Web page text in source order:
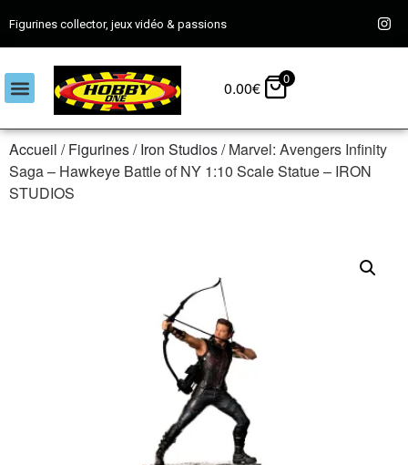
Figurines collector, jeux vidéo & passions
0.00€ 0
Accueil /Figurines/Iron Studios/ Marvel: Avengers Infinity
Saga – Hawkeye Battle of NY 1:10 Scale Statue – IRON
STUDIOS